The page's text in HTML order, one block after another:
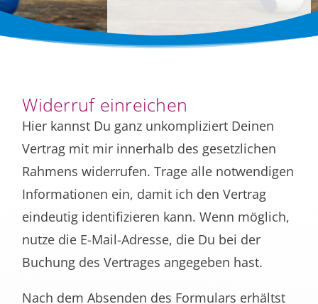
Widerruf einreichen
Hier kannst Du ganz unkompliziert Deinen
Vertrag mit mir innerhalb des gesetzlichen
Rahmens widerrufen. Trage alle notwendigen
Informationen ein, damit ich den Vertrag
eindeutig identifizieren kann. Wenn möglich,
nutze die E-Mail-Adresse, die Du bei der
Buchung des Vertrages angegeben hast.
Nach dem Absenden des Formulars erhältst